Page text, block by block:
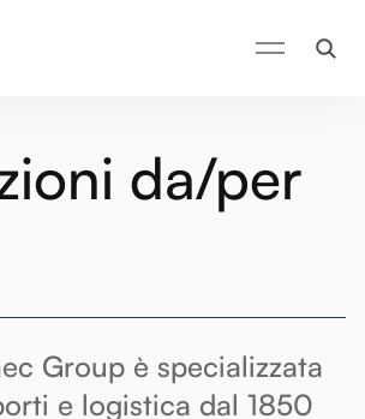
da/per
Group è specializzata
e logistica dal 1850